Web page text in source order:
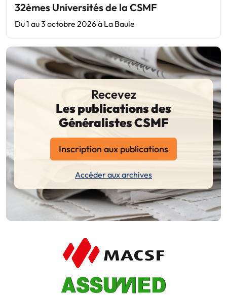
32èmes Universités de la CSMF
Du 1 au 3 octobre 2026 à La Baule
Recevez
Les publications des
Généralistes CSMF
Inscription aux publications
Accéder aux archives